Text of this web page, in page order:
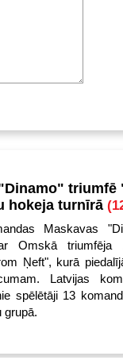
triumfē
hokeja turnīrā
Maskavas
Omskā triumfēja
Ņeft", kurā
Latvijas
spēlētāji 13
grupā.